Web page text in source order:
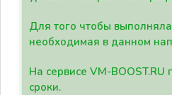
Для того чтобы
необходимая в данном
На сервисе VM-BOOST.RU
сроки.